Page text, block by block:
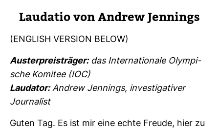
Lau­datio von Andrew Jen­nings
(ENG­LISH VER­SION BELOW)
Aus­ter­preis­träger:das Inter­na­tio­nale Olym­pi­
sche Komitee (IOC)
Lau­dator:Andrew Jen­nings, inves­ti­ga­tiver
Jour­na­list
Guten Tag. Es ist mir eine echte Freude, hier zu